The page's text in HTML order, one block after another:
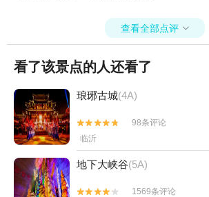
查看全部点评 
看了该景点的人还看了
琅琊古城(4A)


98条评论
临沂
地下大峡谷(5A)


1569条评论